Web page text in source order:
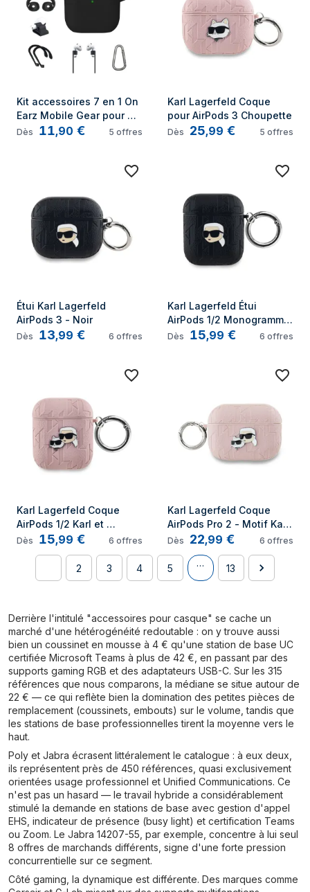
Kit accessoires 7 en 1 On
Earz Mobile Gear pour
AirPods 4 Noir
Dès 11,90 € 5 offres
Karl Lagerfeld Coque
pour AirPods 3 Choupette
Dès 25,99 € 5 offres
Étui Karl Lagerfeld
AirPods 3 - Noir
Dès 13,99 € 6 offres
Karl Lagerfeld Étui
AirPods 1/2 Monogramme
- Noir
Dès 15,99 € 6 offres
Karl Lagerfeld Coque
AirPods 1/2 Karl et
Choupette Gaufré Rose
Dès 15,99 € 6 offres
Karl Lagerfeld Coque
AirPods Pro 2 - Motif Karl
et Choupette Gaufré
Dès 22,99 € 6 offres
2 3 4 5 … 13
Derrière l'intitulé "accessoires pour casque" se cache un
marché d'une hétérogénéité redoutable : on y trouve aussi
bien un coussinet en mousse à 4 € qu'une station de base UC
certifiée Microsoft Teams à plus de 42 €, en passant par des
supports gaming RGB et des adaptateurs USB-C. Sur les 315
références que nous comparons, la médiane se situe autour de
22 € — ce qui reflète bien la domination des petites pièces de
remplacement (coussinets, embouts) sur le volume, tandis que
les stations de base professionnelles tirent la moyenne vers le
haut.
Poly et Jabra écrasent littéralement le catalogue : à eux deux,
ils représentent près de 450 références, quasi exclusivement
orientées usage professionnel et Unified Communications. Ce
n'est pas un hasard — le travail hybride a considérablement
stimulé la demande en stations de base avec gestion d'appel
EHS, indicateur de présence (busy light) et certification Teams
ou Zoom. Le Jabra 14207-55, par exemple, concentre à lui seul
8 offres de marchands différents, signe d'une forte pression
concurrentielle sur ce segment.
Côté gaming, la dynamique est différente. Des marques comme